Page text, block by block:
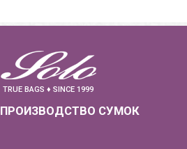
TRUE BAGS ♦ SINCE 1999
ПРОИЗВОДСТВО СУМОК